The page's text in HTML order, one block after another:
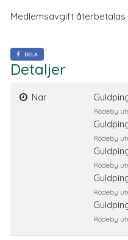
Medlemsavgift återbetalas
DELA
Detaljer
När
Rödeby
Rödeby
Rödeby
Rödeby
Rödeby